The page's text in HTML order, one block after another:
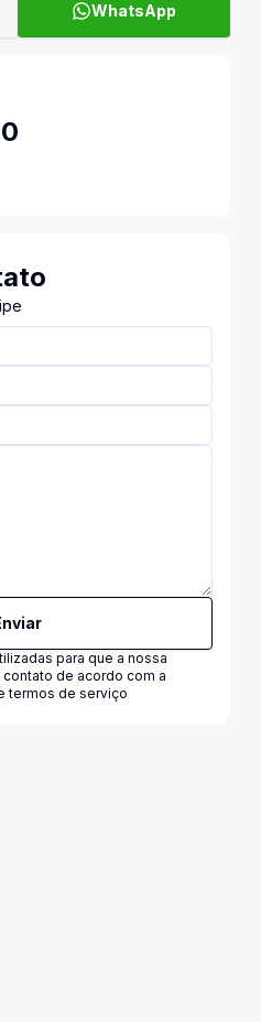
WhatsApp
para que a nossa
de acordo com a
termos de serviço